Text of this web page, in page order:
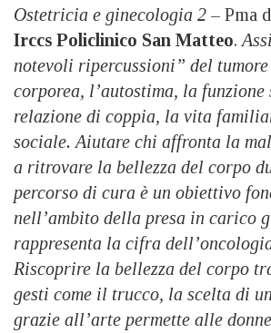
Ostetricia e ginecologia 2 – Pma
Irccs Policlinico San Matteo.
notevoli ripercussioni” del
corporea, l’autostima, la funzione
relazione di coppia, la vita
sociale. Aiutare chi affronta la
a ritrovare la bellezza del corpo
percorso di cura è un obiettivo
nell’ambito della presa in carico
rappresenta la cifra
Riscoprire la bellezza del corpo
gesti come il trucco, la scelta di
grazie all’arte permette alle